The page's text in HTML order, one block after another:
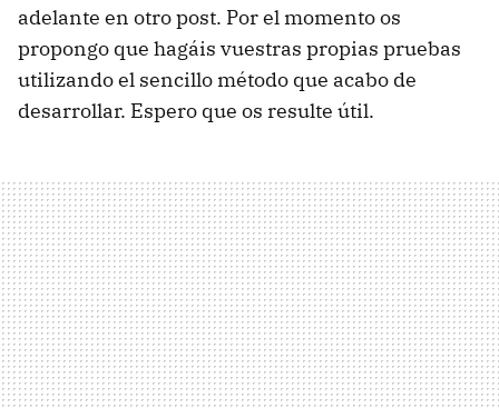
adelante en otro post. Por el momento os
propongo que hagáis vuestras propias pruebas
utilizando el sencillo método que acabo de
desarrollar. Espero que os resulte útil.